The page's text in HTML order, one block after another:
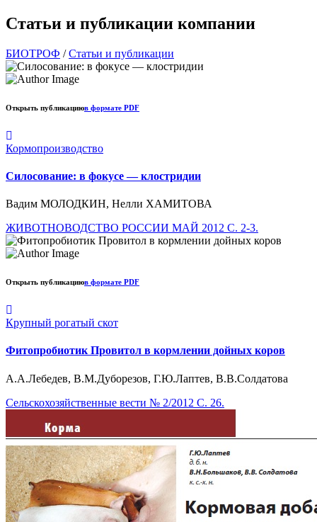
Статьи и публикации компании
БИОТРОФ /Статьи и публикации
Открыть публикациюв формате PDF
Кормопроизводство
Силосование: в фокусе — клостридии
Вадим МОЛОДКИН, Нелли ХАМИТОВА
ЖИВОТНОВОДСТВО РОССИИ МАЙ 2012 C. 2-3.
Открыть публикациюв формате PDF
Крупный рогатый скот
Фитопробиотик Провитол в кормлении дойных коров
А.А.Лебедев, В.М.Дуборезов, Г.Ю.Лаптев, В.В.Солдатова
Сельскохозяйственные вести № 2/2012 С. 26.